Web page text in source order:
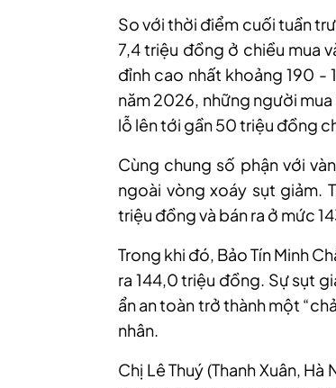
So với thời điểm cuối tuần
7,4 triệu đồng ở chiều mua
đỉnh cao nhất khoảng 190
năm 2026, những người
lỗ lên tới gần 50 triệu đồng
Cùng chung số phận với
ngoài vòng xoáy sụt giảm.
triệu đồng và bán ra ở mức
Trong khi đó, Bảo Tín Minh
ra 144,0 triệu đồng. Sự sụt
ẩn an toàn trở thành một
nhân.
Chị LêThuý(Thanh Xuân,